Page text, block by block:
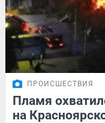
ПРОИСШЕСТВИЯ
Пламя
на